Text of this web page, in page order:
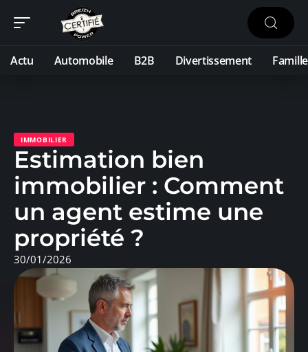
Actu Automobile B2B Divertissement Famille
IMMOBILIER
Estimation bien
immobilier : Comment
un agent estime une
propriété ?
30/01/2026